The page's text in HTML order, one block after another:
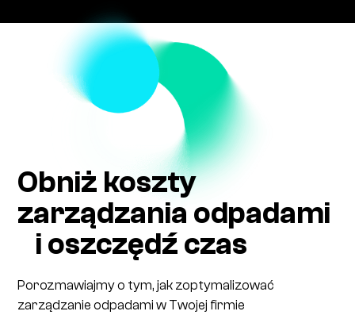
Obniż koszty
zarządzania odpadami
i oszczędź czas
Porozmawiajmy o tym, jak zoptymalizować
zarządzanie odpadami w Twojej firmie